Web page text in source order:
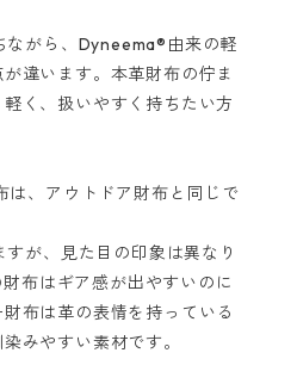
がら、Dyneema®由来の軽
違います。本革財布の佇ま
く、扱いやすく持ちたい方
は、アウトドア財布と同じで
が、見た目の印象は異なり
布はギア感が出やすいのに
布は革の表情を持っている
みやすい素材です。